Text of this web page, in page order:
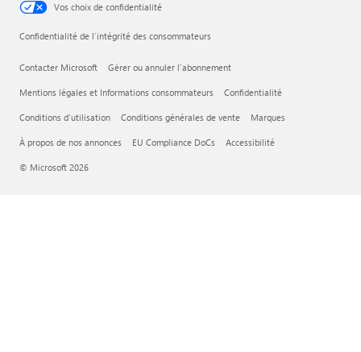
Vos choix de confidentialité
Confidentialité de l’intégrité des consommateurs
Contacter Microsoft Gérer ou annuler l’abonnement
Mentions légales et Informations consommateurs Confidentialité
Conditions d'utilisation Conditions générales de vente Marques
À propos de nos annonces EU Compliance DoCs Accessibilité
© Microsoft 2026